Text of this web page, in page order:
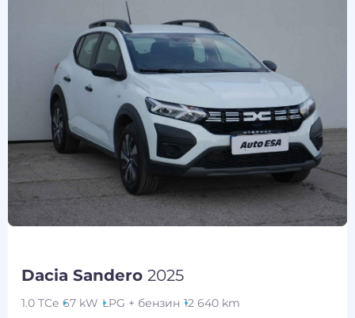
Dacia Sandero2025
1.0 TCe 67 kW LPG + бензин 12 640 km